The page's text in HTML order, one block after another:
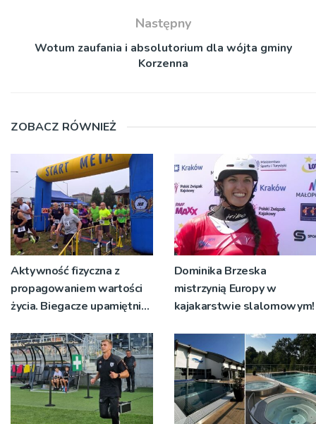
Następny
Wotum zaufania i absolutorium dla wójta gminy
Korzenna
ZOBACZ RÓWNIEŻ
Aktywność fizyczna z
propagowaniem wartości
życia. Biegacze upamiętnili
Dominika Brzeska
mistrzynią Europy w
kajakarstwie slalomowym!